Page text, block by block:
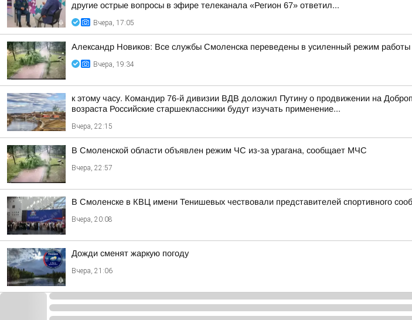
другие острые вопросы в эфире телеканала «Регион 67» ответил...
Вчера, 17:05
Александр Новиков: Все службы Смоленска переведены в усиленный режим
Вчера, 19:34
к этому часу. Командир 76-й дивизии ВДВ доложил Путину о продвижении на
возраста Российские старшеклассники будут изучать применение...
Вчера, 22:15
В Смоленской области объявлен режим ЧС из-за урагана, сообщает МЧС
Вчера, 22:57
В Смоленске в КВЦ имени Тенишевых чествовали представителей спортивного
Вчера, 20:08
Дожди сменят жаркую погоду
Вчера, 21:06